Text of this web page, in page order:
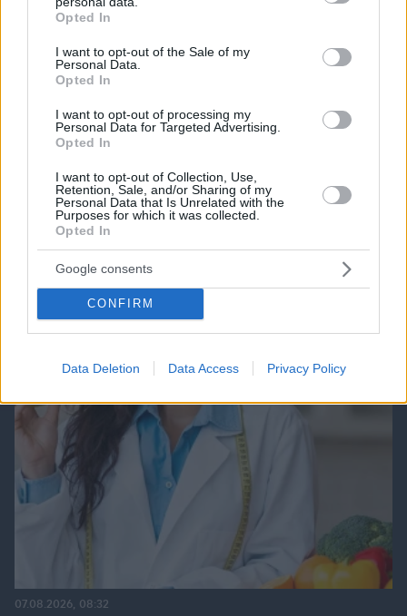
grant or deny consent to Google and its third-party tags to
use your data for below specified purposes in below Google
consent section.
Opted In
I want to opt-out of the Sale of my
Personal Data.
Opted In
I want to opt-out of processing my
Personal Data for Targeted Advertising.
Opted In
I want to opt-out of Collection, Use,
Retention, Sale, and/or Sharing of my
Personal Data that Is Unrelated with the
Purposes for which it was collected.
Opted In
Google consents
CONFIRM
Data Deletion Data Access Privacy Policy
Cut The Rope Northern Heights Candy
ΔΕΙΤΕ ΟΛΑ ΤΑ GAMES
Best of Network
07.08.2026, 08:32